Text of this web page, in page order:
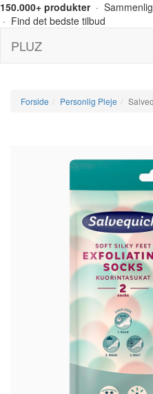
150.000+ produkter·
· Find det bedste tilbud
PLUZ
Forside Personlig Pleje